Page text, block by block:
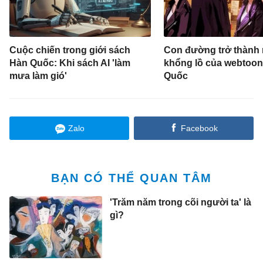
Cuộc chiến trong giới sách
Hàn Quốc: Khi sách AI 'làm
mưa làm gió'
Con đường trở thành
khổng lồ của
Quốc
Zalo Facebook
BẠN CÓ THỂ QUAN TÂM
'Trăm năm trong cõi người ta' là
gì?